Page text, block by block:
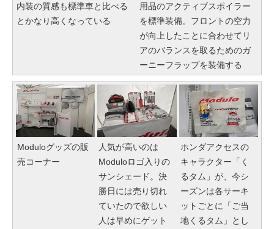
内装の質感も標準車と比べる
とかなり高くなっている
用品のアクティブスポイラー
を標準装備。フロントの空力
が向上したことに合わせてリ
アのバランスを取るためのガ
ーニーフラップを装備する
Moduloグッズの販
売コーナー
人気が高いのは
Moduloロゴ入りの
サンシェード。決
勝日には売り切れ
ていたので欲しい
人は早めにゲット
ホンダアクセスの
キャラクター「く
るタム」が、今シ
ーズンは各サーキ
ットごとに「ご当
地くるタム」とし